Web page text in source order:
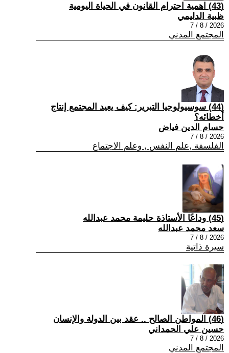
(43) اهمية احترام القانون في الحياة اليومية
ظبية الدليمي
2026 / 8 / 7
المجتمع المدني
(44) سوسيولوجيا التبرير: كيف يعيد المجتمع إنتاج
أخطائه؟
حسام الدين فياض
2026 / 8 / 7
الفلسفة ,علم النفس , وعلم الاجتماع
(45) وداعًا الأستاذة حليمة محمد عبدالله
سعد محمد عبدالله
2026 / 8 / 7
سيرة ذاتية
(46) المواطن الصالح .. عقد بين الدولة والإنسان
حسين علي الحمداني
2026 / 8 / 7
المجتمع المدني